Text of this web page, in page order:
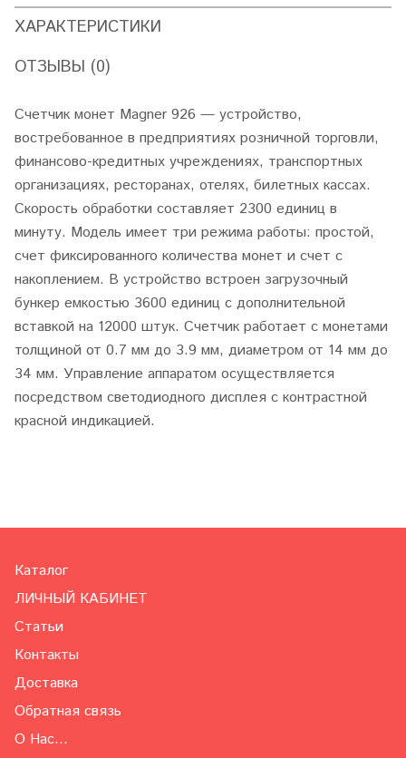
ХАРАКТЕРИСТИКИ
ОТЗЫВЫ (0)
Счетчик монет Magner 926 — устройство,
востребованное в предприятиях розничной торговли,
финансово-кредитных учреждениях, транспортных
организациях, ресторанах, отелях, билетных кассах.
Скорость обработки составляет 2300 единиц в
минуту. Модель имеет три режима работы: простой,
счет фиксированного количества монет и счет с
накоплением. В устройство встроен загрузочный
бункер емкостью 3600 единиц с дополнительной
вставкой на 12000 штук. Счетчик работает с монетами
толщиной от 0.7 мм до 3.9 мм, диаметром от 14 мм до
34 мм. Управление аппаратом осуществляется
посредством светодиодного дисплея с контрастной
красной индикацией.
Каталог
ЛИЧНЫЙ КАБИНЕТ
Статьи
Контакты
Доставка
Обратная связь
О Нас...